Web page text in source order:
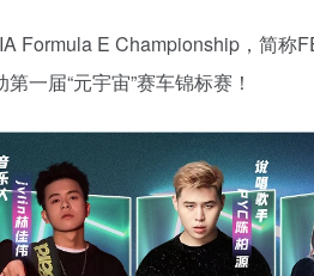
Formula E Championship，简称
一届“元宇宙”赛车锦标赛！